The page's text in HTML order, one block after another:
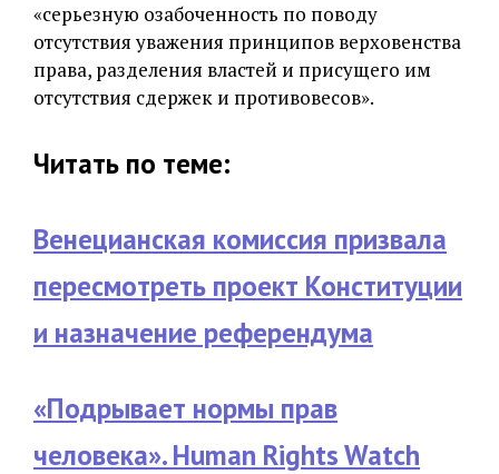
«серьезную озабоченность по поводу
отсутствия уважения принципов верховенства
права, разделения властей и присущего им
отсутствия сдержек и противовесов».
Читать по теме:
Венецианская комиссия призвала
пересмотреть проект Конституции
и назначение референдума
«Подрывает нормы прав
человека». Human Rights Watch